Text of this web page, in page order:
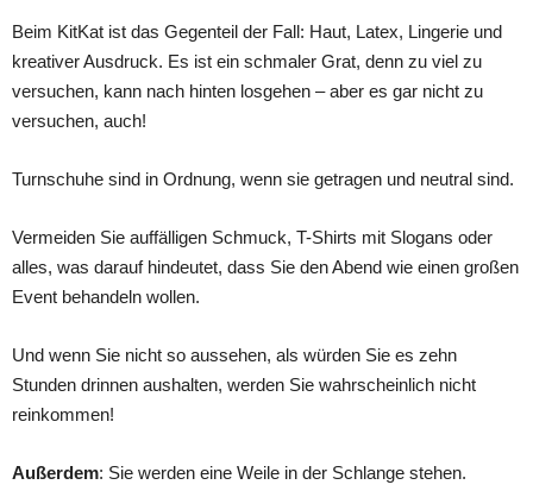
Beim KitKat ist das Gegenteil der Fall: Haut, Latex, Lingerie und
kreativer Ausdruck. Es ist ein schmaler Grat, denn zu viel zu
versuchen, kann nach hinten losgehen – aber es gar nicht zu
versuchen, auch!
Turnschuhe sind in Ordnung, wenn sie getragen und neutral sind.
Vermeiden Sie auffälligen Schmuck, T-Shirts mit Slogans oder
alles, was darauf hindeutet, dass Sie den Abend wie einen großen
Event behandeln wollen.
Und wenn Sie nicht so aussehen, als würden Sie es zehn
Stunden drinnen aushalten, werden Sie wahrscheinlich nicht
reinkommen!
Außerdem: Sie werden eine Weile in der Schlange stehen.